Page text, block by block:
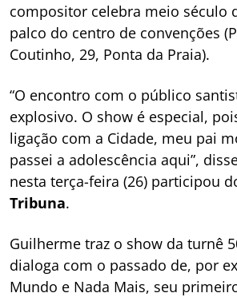
compositor celebra meio século
palco do centro de convenções
Coutinho, 29, Ponta da Praia).
“O encontro com o público
explosivo. O show é especial,
ligação com a Cidade, meu pai
passei a adolescência aqui”,
nesta terça-feira (26) participou
Tribuna.
Guilherme traz o show da turnê
dialoga com o passado de, por
Mundo e Nada Mais, seu